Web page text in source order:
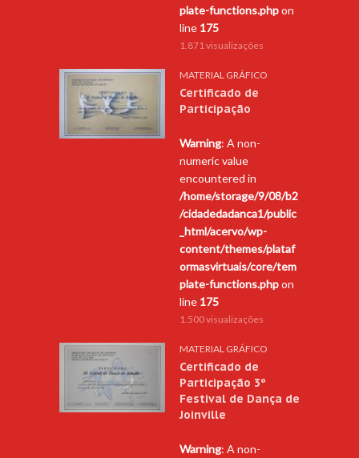
plate-functions.phpon
line 175
1.871 visualizações
MATERIAL GRÁFICO
Certificado de
Participação
Warning: A non-
numeric value
encountered in
/home/storage/9/08/b2
/cidadedadanca1/public
_html/acervo/wp-
content/themes/plataf
ormasvirtuais/core/tem
plate-functions.phpon
line 175
1.500 visualizações
MATERIAL GRÁFICO
Certificado de
Participação 3º
Festival de Dança de
Joinville
Warning: A non-